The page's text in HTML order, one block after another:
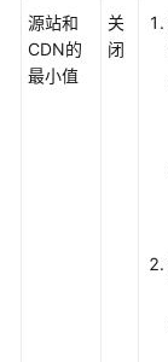
源站和
CDN的
最小值
关
闭